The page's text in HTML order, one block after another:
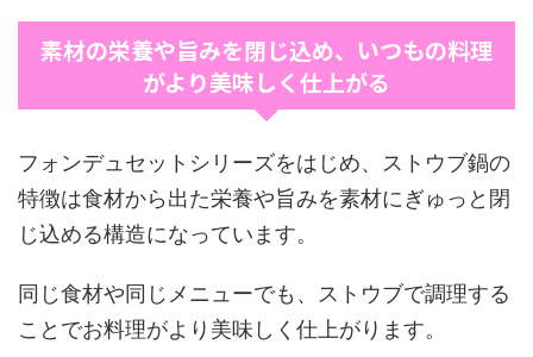
素材の栄養や旨みを閉じ込め、いつもの料理
がより美味しく仕上がる
フォンデュセットシリーズをはじめ、ストウブ鍋の
特徴は食材から出た栄養や旨みを素材にぎゅっと閉
じ込める構造になっています。
同じ食材や同じメニューでも、ストウブで調理する
ことでお料理がより美味しく仕上がります。